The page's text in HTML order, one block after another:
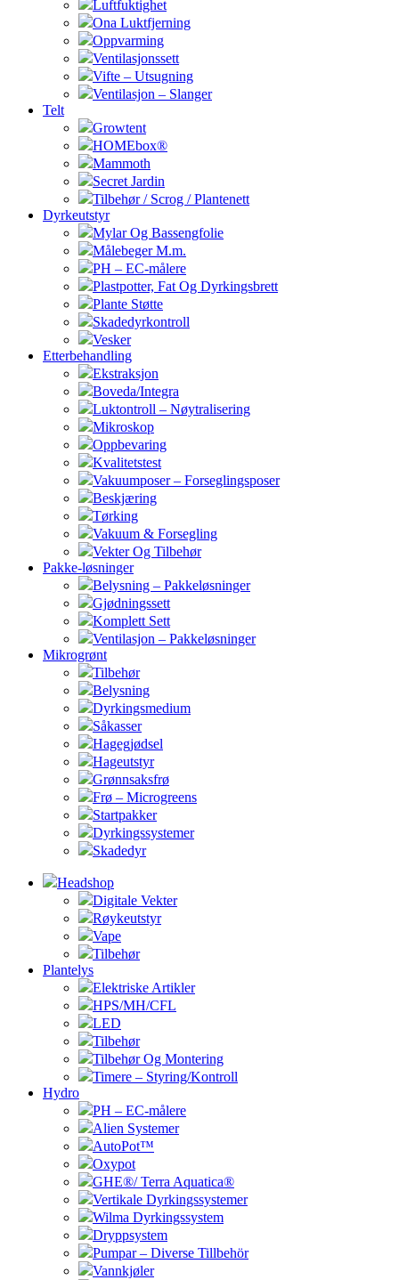
Luftfuktighet
Ona Luktfjerning
Oppvarming
Ventilasjonssett
Vifte – Utsugning
Ventilasjon – Slanger
Telt
Growtent
HOMEbox®
Mammoth
Secret Jardin
Tilbehør / Scrog / Plantenett
Dyrkeutstyr
Mylar Og Bassengfolie
Målebeger M.m.
PH – EC-målere
Plastpotter, Fat Og Dyrkingsbrett
Plante Støtte
Skadedyrkontroll
Vesker
Etterbehandling
Ekstraksjon
Boveda/Integra
Luktontroll – Nøytralisering
Mikroskop
Oppbevaring
Kvalitetstest
Vakuumposer – Forseglingsposer
Beskjæring
Tørking
Vakuum & Forsegling
Vekter Og Tilbehør
Pakke-løsninger
Belysning – Pakkeløsninger
Gjødningssett
Komplett Sett
Ventilasjon – Pakkeløsninger
Mikrogrønt
Tilbehør
Belysning
Dyrkingsmedium
Såkasser
Hagegjødsel
Hageutstyr
Grønnsaksfrø
Frø – Microgreens
Startpakker
Dyrkingssystemer
Skadedyr
Headshop
Digitale Vekter
Røykeutstyr
Vape
Tilbehør
Plantelys
Elektriske Artikler
HPS/MH/CFL
LED
Tilbehør
Tilbehør Og Montering
Timere – Styring/Kontroll
Hydro
PH – EC-målere
Alien Systemer
AutoPot™
Oxypot
GHE®/ Terra Aquatica®
Vertikale Dyrkingssystemer
Wilma Dyrkingssystem
Dryppsystem
Pumpar – Diverse Tillbehör
Vannkjøler